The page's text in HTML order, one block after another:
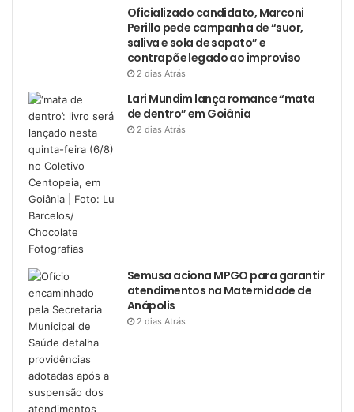
Oficializado candidato, Marconi
Perillo pede campanha de “suor,
saliva e sola de sapato” e
contrapõe legado ao improviso
2 dias Atrás
Lari Mundim lança romance “mata
de dentro” em Goiânia
2 dias Atrás
Semusa aciona MPGO para garantir
atendimentos na Maternidade de
Anápolis
2 dias Atrás